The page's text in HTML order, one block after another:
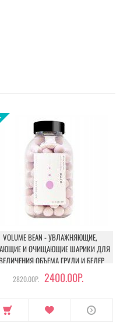
VOLUME BEAN - УВЛАЖНЯЮЩИЕ,
И ОЧИЩАЮЩИЕ ШАРИКИ ДЛЯ
ОБЪЕМА ГРУДИ И БЕДЕР
2820.00Р. 2400.00Р.